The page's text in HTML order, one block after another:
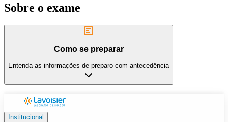
Sobre o exame
Como se preparar
Entenda as informações de preparo com antecedência
Institucional